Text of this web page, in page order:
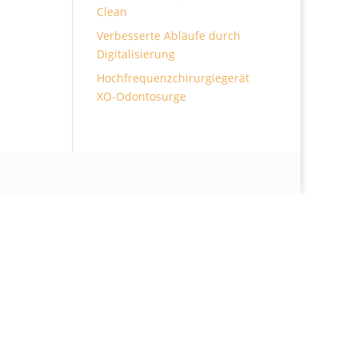
Clean
Verbesserte Abläufe durch
Digitalisierung
Hochfrequenzchirurgiegerät
XO-Odontosurge